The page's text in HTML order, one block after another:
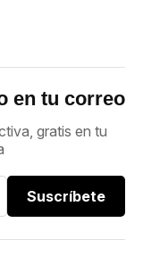
en tu correo
gratis en tu
Suscríbete